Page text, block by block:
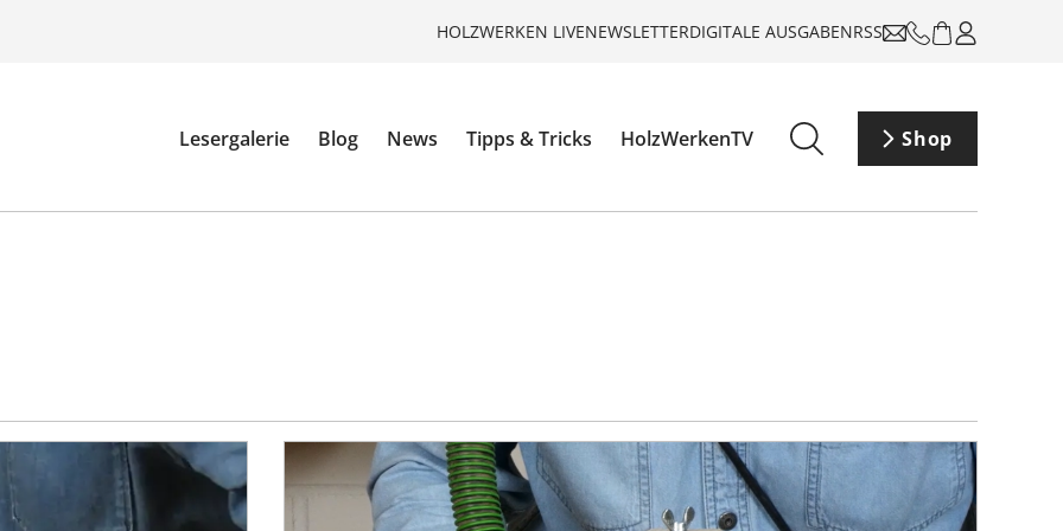
HOLZWERKEN LIVENEWSLETTERDIGITALE AUSGABENRSS
Lesergalerie Blog News Tipps & Tricks HolzWerkenTV Shop